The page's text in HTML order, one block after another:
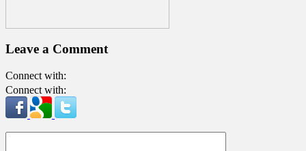
Leave a Comment
Connect with:
Connect with: